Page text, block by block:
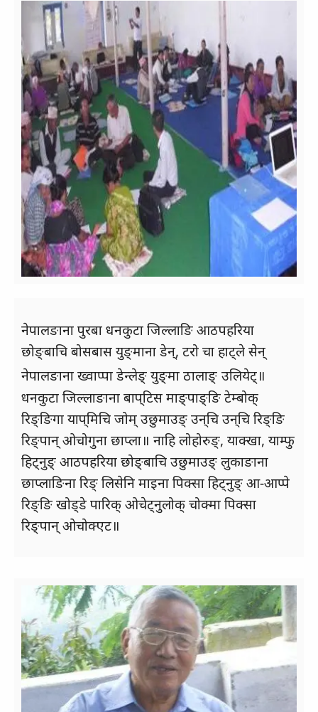
नेपालङाना पुरबा धनकुटा जिल्‍लाङि आठपहरिया
छोङ्‌बाचि बोसबास युङ्‌माना डेन्‌, टरो चा हाट्‌ले सेन्‌
नेपालङाना ख्‍वाप्‍पा डेन्लेङ्‌ युङ्‌मा ठालाङ्‌ उलियेट्‌॥
धनकुटा जिल्‍लाङाना बाप्‌टिस माङ्‌पाङ्‌ङि टेम्‍बोक्‌
रिङ्‌ङिगा याप्‌मिचि जोम्‌ उछुमाउङ्‌ उन्‌चि उन्‌चि रिङ्‌ङि
रिङ्‌पान्‌ ओचोगुना छाप्‍ला॥ नाहि लोहोरुङ्‌, याक्‍खा, याम्‍फु
हिट्‌नुङ्‌ आठपहरिया छोङ्‌बाचि उछुमाउङ्‌ लुकाङाना
छाप्‍लाङिना रिङ्‌ लिसेनि माइना पिक्‍सा हिट्‌नुङ्‌ आ-आप्‍पे
रिङ्‌ङि खोड्‌डे पारिक्‌ ओचेट्‌नुलोक्‌ चोक्‍मा पिक्‍सा
रिङ्‌पान्‌ ओचोक्‍एट॥